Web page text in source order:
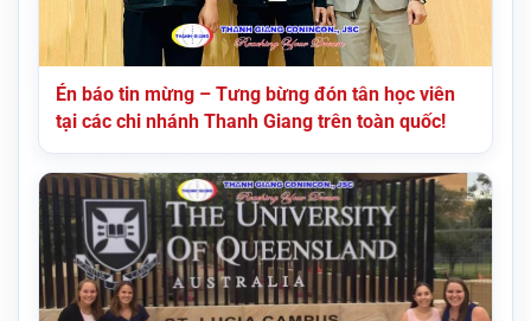
Én báo tin mừng – Tưng bừng đón tân học viên
tại các chi nhánh Thanh Giang trên toàn quốc!